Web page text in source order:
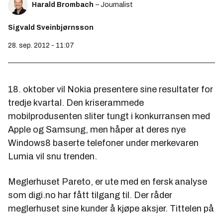
Harald Brombach – Journalist
Sigvald Sveinbjørnsson
28. sep. 2012 - 11:07
18. oktober vil Nokia presentere sine resultater for
tredje kvartal. Den kriserammede
mobilprodusenten sliter tungt i konkurransen med
Apple og Samsung, men håper at deres nye
Windows8 baserte telefoner under merkevaren
Lumia vil snu trenden.
Meglerhuset Pareto, er ute med en fersk analyse
som digi.no har fått tilgang til. Der råder
meglerhuset sine kunder å kjøpe aksjer. Tittelen på